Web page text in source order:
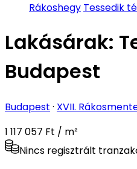
Rákoshegy Tessedik
Lakásárak:
Budapest
Budapest · XVII.
1 117 057 Ft / m²
Nincs regisztrált